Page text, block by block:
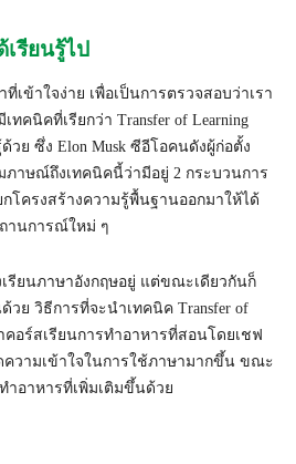
รียนรู้ไป
เข้าใจง่าย เพื่อเป็นการตรวจสอบว่าเรา
ทคนิคที่เรียกว่า Transfer of Learning
วย ซึ่ง Elon Musk ซีอีโอคนดังผู้ก่อตั้ง
มภาษณ์ถึงเทคนิคนี้ว่ามีอยู่ 2 กระบวนการ
โครงสร้างความรู้พื้นฐานออกมาให้ได้
านการณ์ใหม่ ๆ
เรียนภาษาอังกฤษอยู่ แต่ขณะเดียวกันก็
วย วิธีการที่จะนำเทคนิค Transfer of
คอร์สเรียนการทำอาหารที่สอนโดยเชฟ
ความเข้าใจในการใช้ภาษามากขึ้น ขณะ
ำอาหารที่เพิ่มเติมขึ้นด้วย